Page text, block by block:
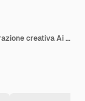
Bersaglio per le freccette in fiamme Illustrazione creativa Ai Genera